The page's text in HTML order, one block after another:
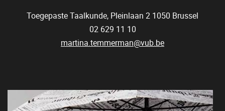
Toegepaste Taalkunde, Pleinlaan 2 1050 Brussel
02 629 11 10
martina.temmerman@vub.be